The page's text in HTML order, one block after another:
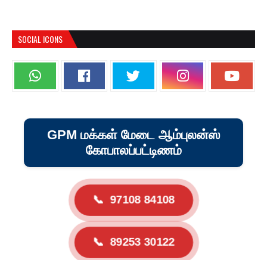
SOCIAL ICONS
GPM மக்கள் மேடை ஆம்புலன்ஸ்
கோபாலப்பட்டிணம்
📞 97108 84108
📞 89253 30122